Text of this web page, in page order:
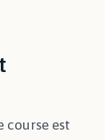
course est